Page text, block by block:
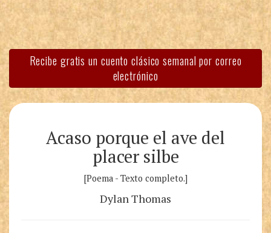
Recibe gratis un cuento clásico semanal por correo
electrónico
Acaso porque el ave del
placer silbe
[Poema - Texto completo.]
Dylan Thomas